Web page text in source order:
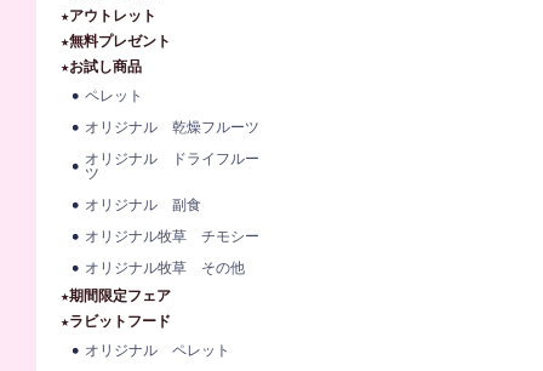
★アウトレット
★無料プレゼント
★お試し商品
ペレット
オリジナル 乾燥フルーツ
オリジナル ドライフルー
ツ
オリジナル 副食
オリジナル牧草 チモシー
オリジナル牧草 その他
★期間限定フェア
★ラビットフード
オリジナル ペレット